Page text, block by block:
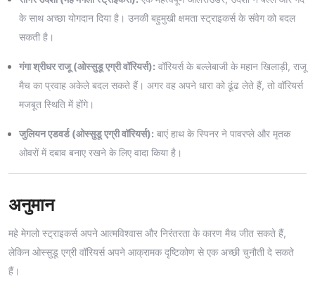
के साथ अच्छा योगदान दिया है। उनकी बहुमुखी क्षमता स्ट्राइकर्स के संवेग को बदल
सकती है।
गंगा श्रीधर राजू (ओस्सुडू एग्री वॉरियर्स): वॉरियर्स के बल्लेबाजी के महान खिलाड़ी, राजू
मैच का प्रवाह अकेले बदल सकते हैं। अगर वह अपने धारा को ढूंढ लेते हैं, तो वॉरियर्स
मजबूत स्थिति में होंगे।
जुलियन एडवर्ड (ओस्सुडू एग्री वॉरियर्स): बाएं हाथ के स्पिनर ने पावरप्ले और मृतक
ओवरों में दबाव बनाए रखने के लिए वादा किया है।
अनुमान
महे मेगलो स्ट्राइकर्स अपने आत्मविश्वास और निरंतरता के कारण मैच जीत सकते हैं,
लेकिन ओस्सुडू एग्री वॉरियर्स अपने आक्रामक दृष्टिकोण से एक अच्छी चुनौती दे सकते
हैं।